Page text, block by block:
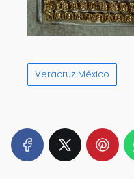
Veracruz México